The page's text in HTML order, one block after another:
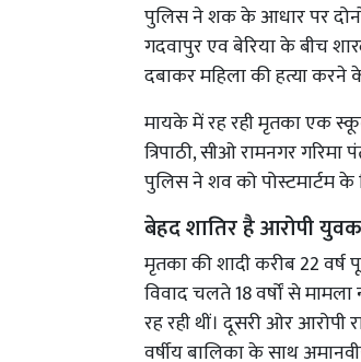
पुलिस ने शक के आधार पर
गदवापुर एव बेरिया के बीच
दबाकर महिला की हत्या करने
मायके में रह रही मृतका एक
त्रिपाठी, सीओ रामनगर गरिमा
पुलिस ने शव को पोस्टमार्टम के
बेहद शातिर है आरोपी युवक
मृतका की शादी करीब 22 वर्ष
विवाद चलते 18 वर्षों से
रह रही थीं। दूसरी ओर आरोपी
वर्षीय बालिका के साथ